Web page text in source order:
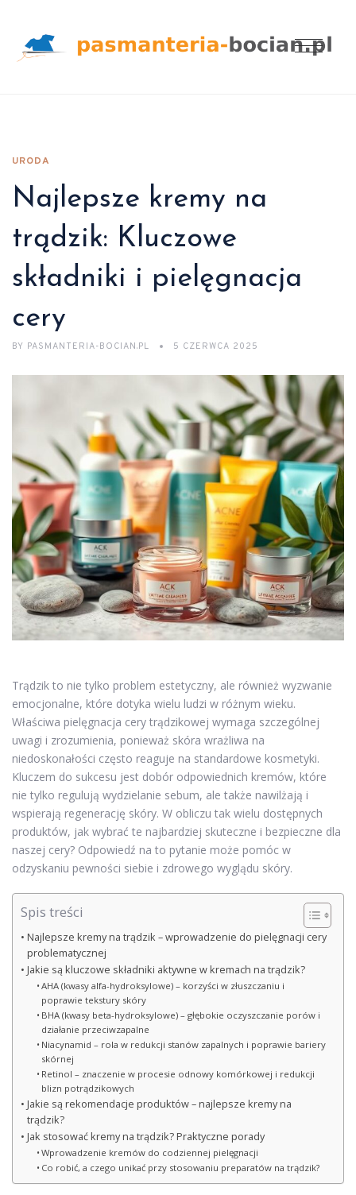
URODA
Najlepsze kremy na
trądzik: Kluczowe
składniki i pielęgnacja
cery
BY PASMANTERIA-BOCIAN.PL 5 CZERWCA 2025
Trądzik to nie tylko problem estetyczny, ale również wyzwanie
emocjonalne, które dotyka wielu ludzi w różnym wieku.
Właściwa pielęgnacja cery trądzikowej wymaga szczególnej
uwagi i zrozumienia, ponieważ skóra wrażliwa na
niedoskonałości często reaguje na standardowe kosmetyki.
Kluczem do sukcesu jest dobór odpowiednich kremów, które
nie tylko regulują wydzielanie sebum, ale także nawilżają i
wspierają regenerację skóry. W obliczu tak wielu dostępnych
produktów, jak wybrać te najbardziej skuteczne i bezpieczne dla
naszej cery? Odpowiedź na to pytanie może pomóc w
odzyskaniu pewności siebie i zdrowego wyglądu skóry.
Spis treści
Najlepsze kremy na trądzik – wprowadzenie do pielęgnacji cery
problematycznej
Jakie są kluczowe składniki aktywne w kremach na trądzik?
AHA (kwasy alfa-hydroksylowe) – korzyści w złuszczaniu i
poprawie tekstury skóry
BHA (kwasy beta-hydroksylowe) – głębokie oczyszczanie porów i
działanie przeciwzapalne
Niacynamid – rola w redukcji stanów zapalnych i poprawie bariery
skórnej
Retinol – znaczenie w procesie odnowy komórkowej i redukcji
blizn potrądzikowych
Jakie są rekomendacje produktów – najlepsze kremy na
trądzik?
Jak stosować kremy na trądzik? Praktyczne porady
Wprowadzenie kremów do codziennej pielęgnacji
Co robić, a czego unikać przy stosowaniu preparatów na trądzik?